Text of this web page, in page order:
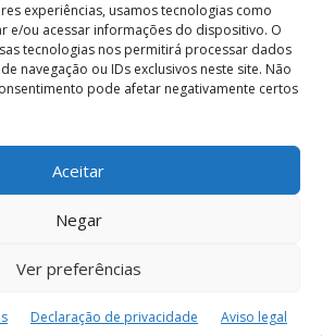
experiências, usamos tecnologias como
e/ou acessar informações do dispositivo. O
tecnologias nos permitirá processar dados
navegação ou IDs exclusivos neste site. Não
pode afetar negativamente certos
Aceitar
Negar
Ver preferências
Declaração de privacidade Aviso legal
| Entre os Blogs mais lidos de Brasília/DF. |
“Eldo Gomes”
Política de privacidade
Contato